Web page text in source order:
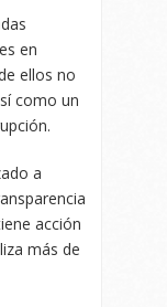
en
ellos no
como un
a
acción
más de